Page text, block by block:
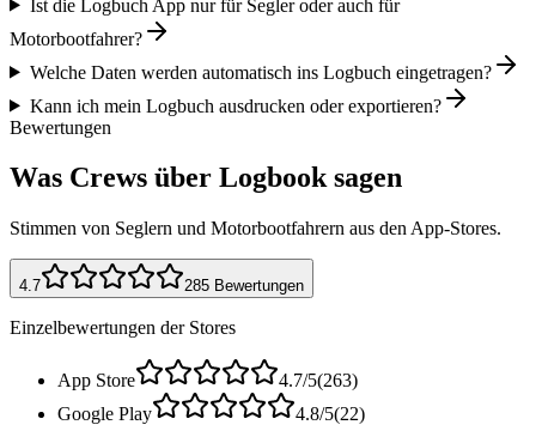
Ist die Logbuch App nur für Segler oder auch für
Motorbootfahrer?
Welche Daten werden automatisch ins Logbuch eingetragen?
Kann ich mein Logbuch ausdrucken oder exportieren?
Bewertungen
Was Crews über Logbook sagen
Stimmen von Seglern und Motorbootfahrern aus den App-Stores.
4.7 285 Bewertungen
Einzelbewertungen der Stores
App Store 4.7/5(263)
Google Play
4.8/5(22)